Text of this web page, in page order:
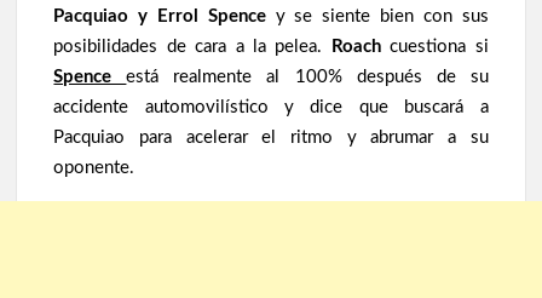
Pacquiao y Errol Spencey se siente bien con sus
posibilidades de cara a la pelea.
Roachcuestiona si
Spenceestá realmente al 100% después de su
accidente automovilístico y dice que buscará a
Pacquiao para acelerar el ritmo y abrumar a su
oponente.